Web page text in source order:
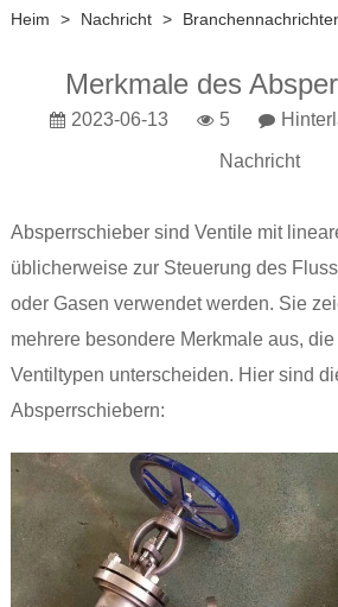
Heim > Nachricht >
Merkmale des
2023-06-13 5
Nachricht
Absperrschieber sind Ventile mit
üblicherweise zur Steuerung des
oder Gasen verwendet werden. Sie
mehrere besondere Merkmale aus,
Ventiltypen unterscheiden. Hier sind
Absperrschiebern: